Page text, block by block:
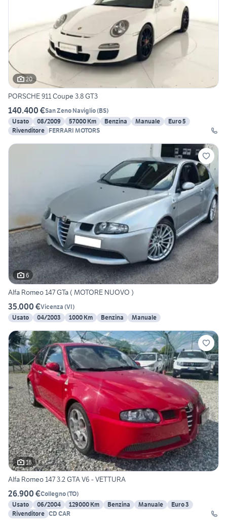
20
PORSCHE 911 Coupe 3.8 GT3
140.400 €San Zeno Naviglio(BS)
Usato
08/2009 57000 Km Benzina Manuale
Euro 5
Rivenditore FERRARI MOTORS
6
Alfa Romeo 147 GTa ( MOTORE NUOVO )
35.000 €Vicenza (VI)
Usato
04/2003 1000 Km Benzina Manuale
16
Alfa Romeo 147 3.2 GTA V6 - VETTURA
26.900 €Collegno(TO)
Usato
06/2004 129000 Km Benzina Manuale
Euro 3
Rivenditore CD CAR